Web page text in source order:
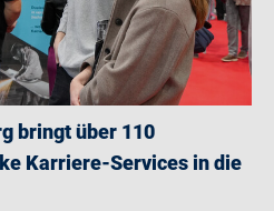
bringt über 110
Karriere-Services in die